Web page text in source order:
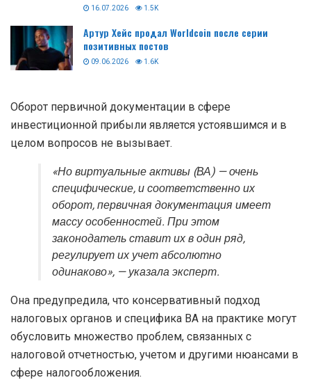
16.07.2026 1.5K
Артур Хейс продал Worldcoin после серии
позитивных постов
09.06.2026 1.6K
Оборот первичной документации в сфере
инвестиционной прибыли является устоявшимся и в
целом вопросов не вызывает.
«Но виртуальные активы (ВА) — очень
специфические, и соответственно их
оборот, первичная документация имеет
массу особенностей. При этом
законодатель ставит их в один ряд,
регулирует их учет абсолютно
одинаково», — указала эксперт.
Она предупредила, что консервативный подход
налоговых органов и специфика ВА на практике могут
обусловить множество проблем, связанных с
налоговой отчетностью, учетом и другими нюансами в
сфере налогообложения.